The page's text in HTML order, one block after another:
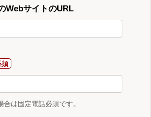
WebサイトのURL
は固定電話必須です。